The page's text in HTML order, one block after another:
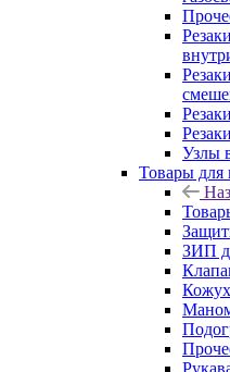
Узлы
Товары для
ЗИП